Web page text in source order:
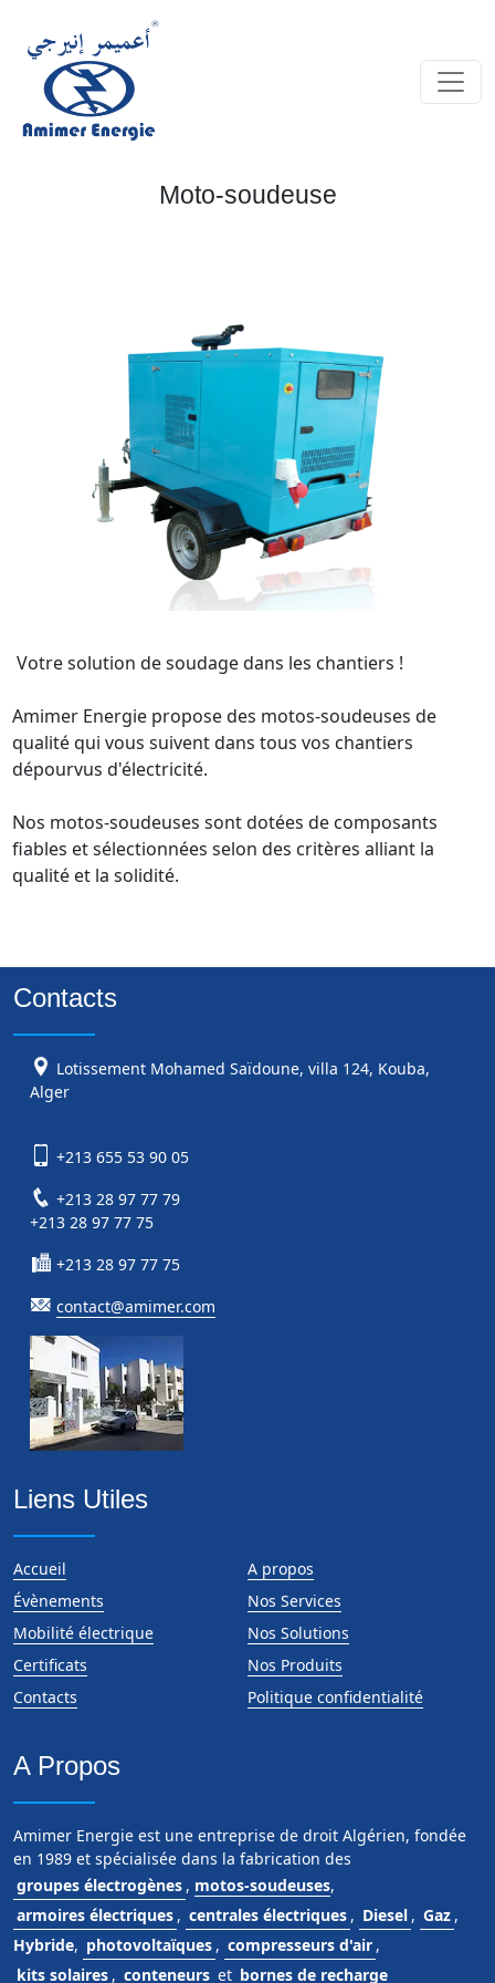
Moto-soudeuse
Amimer Energie propose des motos-soudeuses de
qualité qui vous suivent dans tous vos chantiers
dépourvus d'électricité.
Nos motos-soudeuses sont dotées de composants
fiables et sélectionnées selon des critères alliant la
qualité et la solidité.
Contacts
Lotissement Mohamed Saïdoune, villa 124, Kouba,
Alger
+213 655 53 90 05
+213 28 97 77 79
+213 28 97 77 75
+213 28 97 77 75
contact@amimer.com
Liens Utiles
Accueil
A propos
Évènements
Nos Services
Mobilité électrique
Nos Solutions
Certificats
Nos Produits
Contacts
Politique confidentialité
A Propos
Amimer Energie est une entreprise de droit Algérien, fondée
en 1989 et spécialisée dans la fabrication des
groupes électrogènes , motos-soudeuses,
armoires électriques , centrales électriques , Diesel , Gaz ,
Hybride, photovoltaïques , compresseurs d'air ,
kits solaires , conteneurs et bornes de recharge